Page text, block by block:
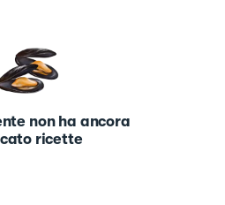
non ha ancora
ricette